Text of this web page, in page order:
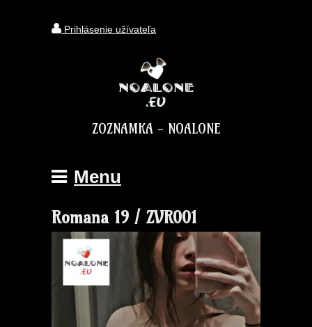
Prihlásenie užívateľa
ZOZNAMKA - NOALONE
Menu
Romana 19 / ZVR001